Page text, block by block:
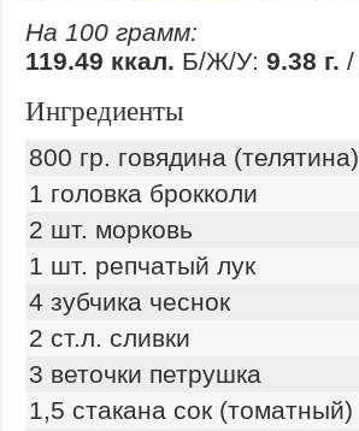
На 100 грамм:
119.49 ккал. Б/Ж/У: 9.38 г. /
Ингредиенты
800 гр. говядина (телятина)
1 головка брокколи
2 шт. морковь
1 шт. репчатый лук
4 зубчика чеснок
2 ст.л. сливки
3 веточки петрушка
1,5 стакана сок (томатный)